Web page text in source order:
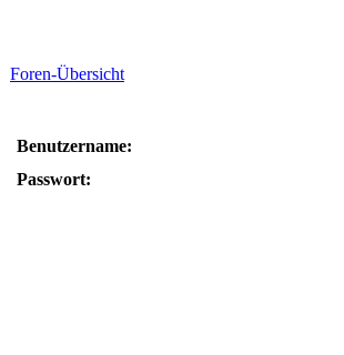
Foren-Übersicht
Benutzername:
Passwort: